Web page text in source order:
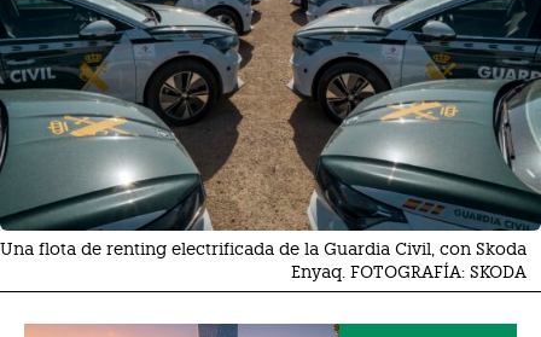
Una flota de renting electrificada de la Guardia Civil, con Skoda
Enyaq. FOTOGRAFÍA: SKODA